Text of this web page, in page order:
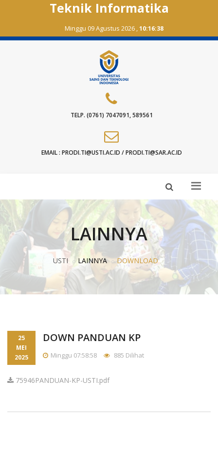
Teknik Informatika
Minggu 09 Agustus 2026 ,10:16:38
TELP. (0761) 7047091, 589561
EMAIL : PRODI.TI@USTI.AC.ID / PRODI.TI@SAR.AC.ID
LAINNYA
USTI LAINNYA DOWNLOAD
25
MEI
2025
DOWN PANDUAN KP
Minggu 07:58:58 885 Dilihat
75946PANDUAN-KP-USTI.pdf